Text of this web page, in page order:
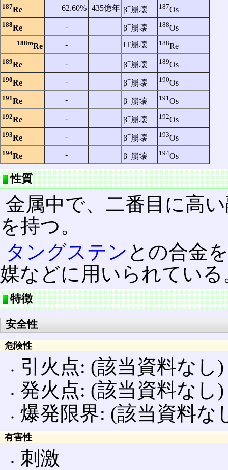
187Re 62.60% 435億年 β−崩壊 187Os
188Re ‐ β−崩壊 188Os
188mRe ‐ IT崩壊 188Re
189Re ‐ β−崩壊 189Os
190Re ‐ β−崩壊 190Os
191Re ‐ β−崩壊 191Os
192Re ‐ β−崩壊 192Os
193Re ‐ β−崩壊 193Os
194Re ‐ β−崩壊 194Os
性質
金属中で、二番目に高
を持つ。
タングステン との合金
媒などに用いられている
特徴
安全性
危険性
引火点: (該当資料なし)
発火点: (該当資料なし)
爆発限界: (該当資料な
有害性
刺激